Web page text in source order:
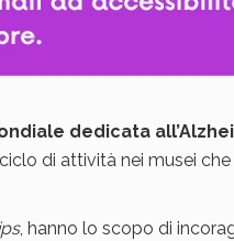
dedicata
di attività nei musei
, hanno lo scopo di